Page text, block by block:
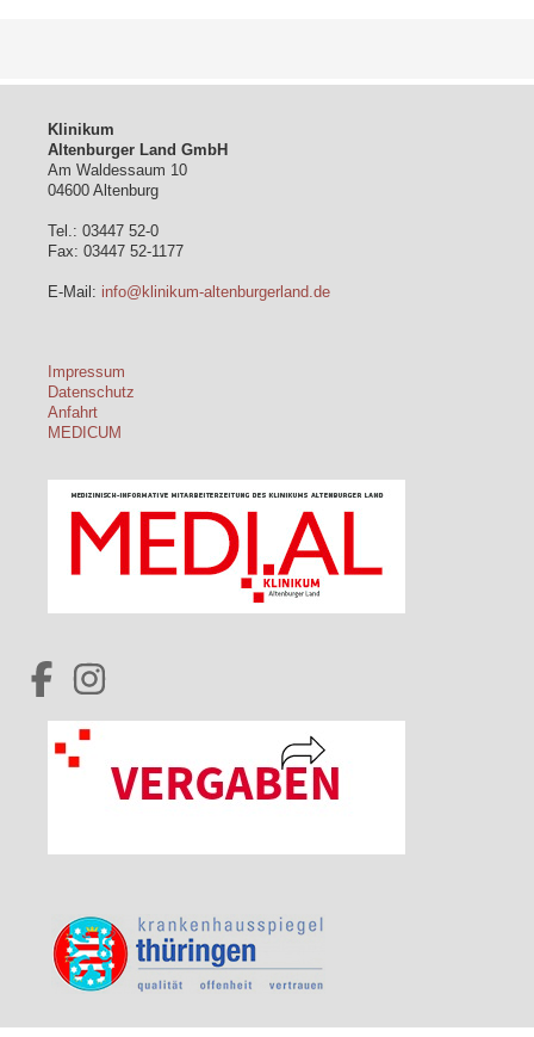
Klinikum
Altenburger Land GmbH
Am Waldessaum 10
04600 Altenburg
Tel.: 03447 52-0
Fax: 03447 52-1177
E-Mail: info@klinikum-altenburgerland.de
Impressum
Datenschutz
Anfahrt
MEDICUM